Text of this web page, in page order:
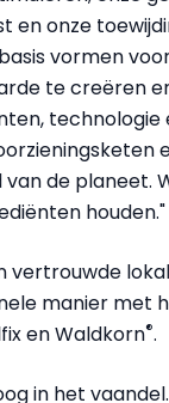
onze
vormen
te creëren
technologie
de planeet.
houden."
vertrouwde
manier met
en Waldkorn®.
in het